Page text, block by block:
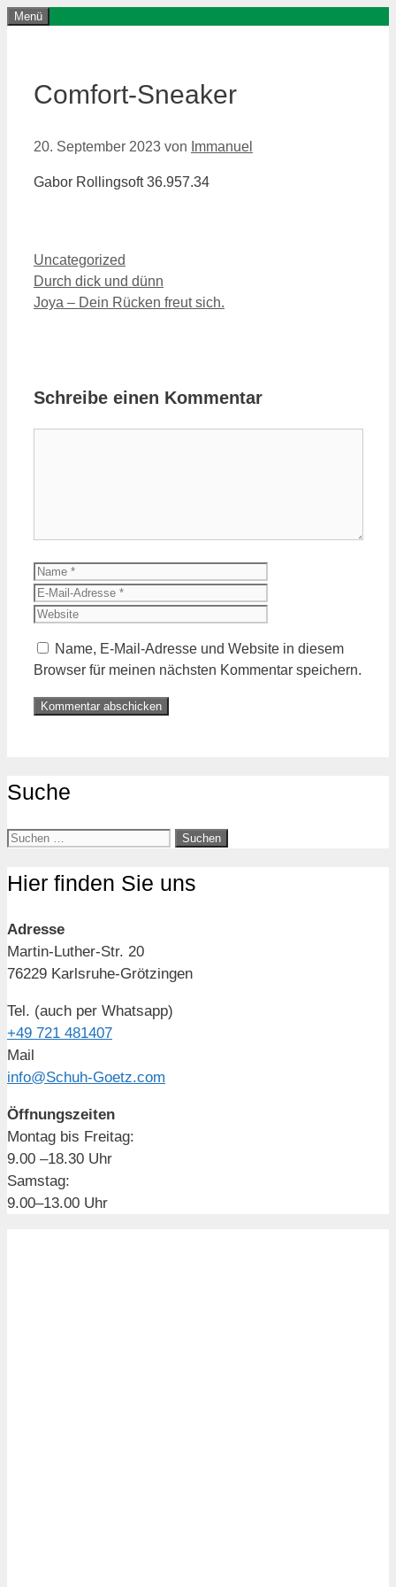
Menü
Comfort-Sneaker
20. September 2023 von Immanuel
Gabor Rollingsoft 36.957.34
Uncategorized
Durch dick und dünn
Joya – Dein Rücken freut sich.
Schreibe einen Kommentar
Name, E-Mail-Adresse und Website in diesem
Browser für meinen nächsten Kommentar speichern.
Suche
Hier finden Sie uns
Adresse
Martin-Luther-Str. 20
76229 Karlsruhe-Grötzingen
Tel. (auch per Whatsapp)
+49 721 481407
Mail
info@Schuh-Goetz.com
Öffnungszeiten
Montag bis Freitag:
9.00 –18.30 Uhr
Samstag:
9.00–13.00 Uhr